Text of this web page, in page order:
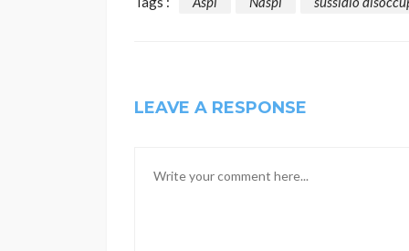
LEAVE A RESPONSE